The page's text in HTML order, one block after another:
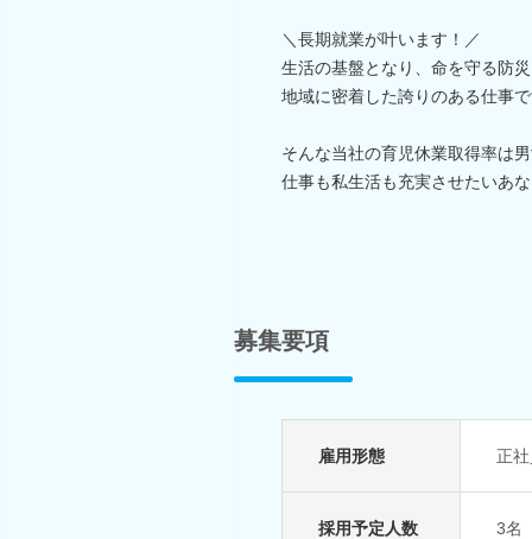
＼長期就業が叶います！／
生活の基盤となり、命を守る防
地域に密着した誇りのある仕事
そんな当社の育児休業取得率は
仕事も私生活も充実させたいあ
募集要項
雇用形態 正
採用予定人数 3名